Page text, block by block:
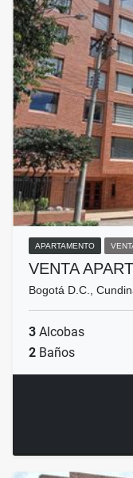
APARTAMENTO
VENTA
Bogotá D.C.,
3 Alcobas
2 Baños